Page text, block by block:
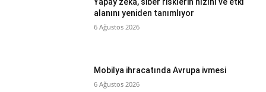
Yapay zekâ, siber risklerin hızını ve etki
alanını yeniden tanımlıyor
6 Ağustos 2026
Mobilya ihracatında Avrupa ivmesi
6 Ağustos 2026